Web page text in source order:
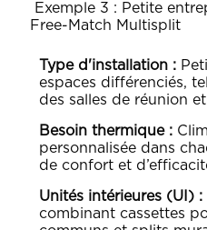
Exemple 3 : Petite
Free-Match Multisplit
Type d'installation :
espaces différenciés,
des salles de réunion
Besoin thermique :
personnalisée dans
de confort et
Unités intérieures (UI) :
combinant cassettes